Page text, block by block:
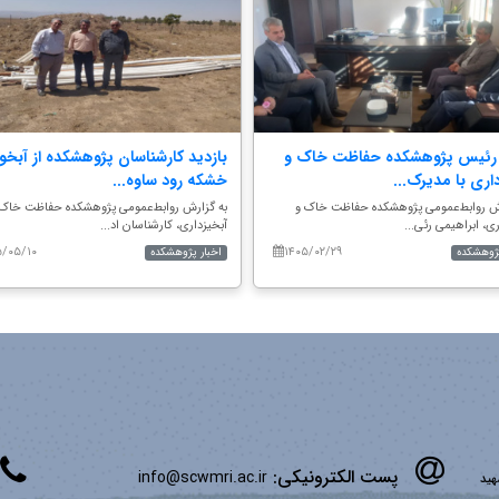
بازدید کارشناسان پژوهشکده از
خشکه رود ساوه...
به گزارش روابط‌عمومی پژوهشکده حفاظت
آبخیزداری، کارشناسان اد...
۱۴۰۵/
اخبار پژوهشکده
رئیس پژوهشکده حفاظت خاک و
با مدیرک...
روابط‌عمومی پژوهشکده حفاظت خاک و
ابراهیمی رئی...
۱۴۰۵/۰۲/۲۹
پست الکترونیکی:info@scwmri.ac.ir